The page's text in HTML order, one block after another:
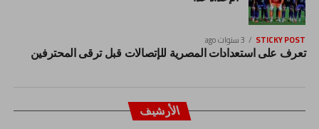
STICKY POST 3 سنوات ago
تعرف على استعدادات المصرية للإتصالات قبل ترقى المحترفين
الأرشيف